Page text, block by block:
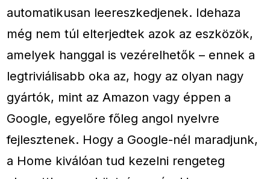
automatikusan leereszkedjenek. Idehaza
még nem túl elterjedtek azok az eszközök,
amelyek hanggal is vezérelhetők – ennek a
legtriviálisabb oka az, hogy az olyan nagy
gyártók, mint az Amazon vagy éppen a
Google, egyelőre főleg angol nyelvre
fejlesztenek. Hogy a Google-nél maradjunk,
a Home kiválóan tud kezelni rengeteg